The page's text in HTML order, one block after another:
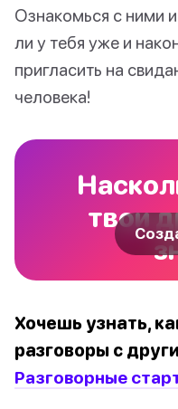
Ознакомься с ними
ли у тебя уже и
пригласить на
человека!
твои
Хочешь узнать,
разговоры с
Разговорные